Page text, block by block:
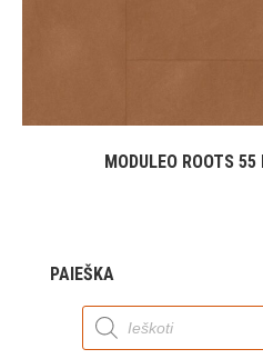
MODULEO ROOTS
PAIEŠKA
Products
search